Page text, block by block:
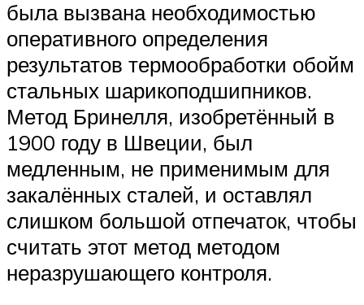
была вызвана необходимостью
оперативного определения
результатов термообработки обойм
стальных шарикоподшипников.
Метод Бринелля, изобретённый в
1900 году в Швеции, был
медленным, не применимым для
закалённых сталей, и оставлял
слишком большой отпечаток, чтобы
считать этот метод методом
неразрушающего контроля.